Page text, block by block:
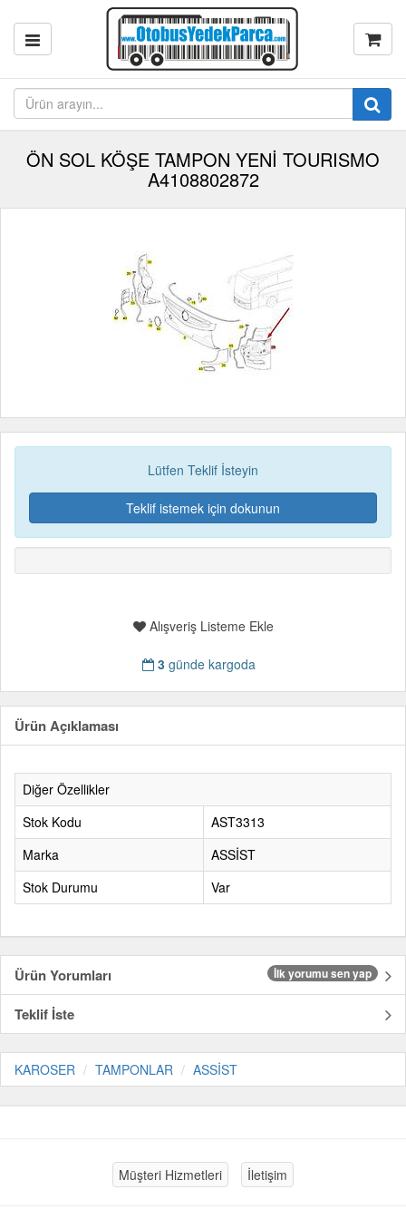
ÖN SOL KÖŞE TAMPON YENİ TOURISMO
A4108802872
Lütfen Teklif İsteyin
Teklif istemek için dokunun
Alışveriş Listeme Ekle
3günde kargoda
Ürün Açıklaması
Diğer Özellikler
Stok Kodu
AST3313
Marka
ASSİST
Stok Durumu
Var
Ürün Yorumları İlk yorumu sen yap
Teklif İste
KAROSER TAMPONLAR ASSİST
Müşteri Hizmetleri İletişim